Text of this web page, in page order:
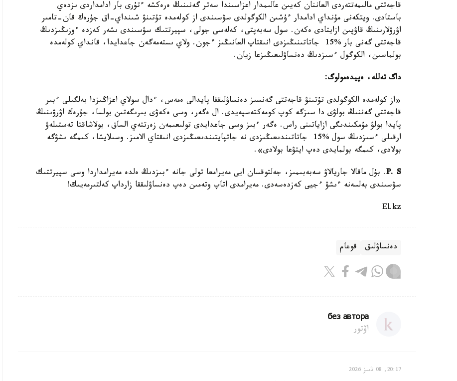
قاجەتتى مالىمەتتەردى العاننان كەيىن عالىمدار اعزاسىندا سەتر گەنىنىڭ ەرەكشە ءتۇرى بار ادامداردى ىزدەي
باستادى. ويتكەنى مۇنداي ادامدار ءۇشىن الكوگولدى سۋسىندى از كولەمدە تۇتىنۋ شىنداي-اق جۇرەك قان-تامىر
اۋرۋلارىنىڭ قاۋپىن ازايتادى ەكەن. سول سەبەپتى، كەلەسى جولى، سپيرتتىك سۋسىندى ىشەر كەزدە ءوزىڭىزدىڭ
قاجەتتى گەنى بار %15 جاتاتىنىڭىزدى انىقتاپ العانىڭىز ءجون. ولاي ىستەمەگەن جاعدايدا، قانداي كولەمدە
بولماسىن، الكوگول ءسىزدىڭ دەنساۋلىعىڭىزعا زيان.
داگ تەللە، ەپيدەمولوگ:
«از كولەمدە الكوگولدى تۇتىنۋ قاجەتتى گەنسىز دەنساۋلىققا پايدالى ەمەس، ءدال سولاي اعزاڭىزدا بەلگىلى ءبىر
قاجەتتى گەننىڭ بولۋى دا سىزگە كوپ كومەكتەسپەيدى. ال ەگەر، وسى ەكەۋى بىرىگەتىن بولسا، جۇرەك اۋرۋىنىڭ
پايدا بولۋ مۇمكىندىگى ازاياتىنى راس. ەگەر ءبىز وسى جاعدايدى تولىعىمەن زەرتتەي الساق، بولاشاقتا تەستىلەۋ
ارقىلى ءسىزدىڭ سول %15 جاتاتىندىعىڭىزدى نە جاتپايتىندىعىڭىزدى انىقتاي الامىز. وسىلايشا، كىمگە ىشۋگە
بولادى، كىمگە بولمايدى دەپ ايتۋعا بولادى».
P. S. بۇل ماقالا جاريالاۋ سەبەبىمىز، جەلتوقسان ايى مەيرامعا تولى جانە ءبىزدىڭ ەلدە مەيرامداردا وسى سپيرتتىك
سۋسىندى بەلسەنە ءىشۋ ءجيى كەزدەسەدى. مەيرامدى اتاپ وتەمىن دەپ دەنساۋلىققا زارداپ كەلتىرمەيىك!
El.kz
دەنساۋلىق قوعام
без автора
اۆتور
20:17, 08 تامىز 2026